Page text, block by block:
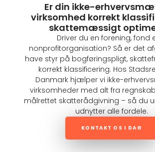
Er din ikke-
virksomhed korrekt
skattemæssigt
Driver du en forening, fond
nonprofitorganisation? Så er det
have styr på bogføringspligt,
korrekt klassificering. Hos
Danmark hjælper vi ikke-
virksomheder med alt fra
målrettet skatterådgivning – så du
udnytter alle fordele.
KONTAKT OS I DAG